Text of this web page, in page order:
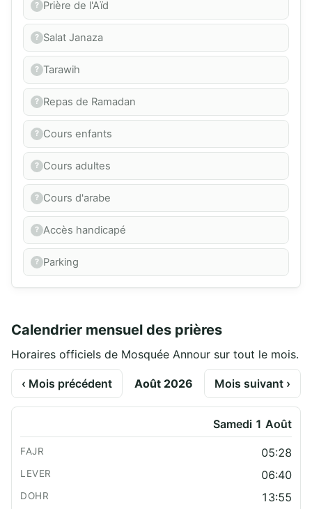
Prière de l'Aïd
Salat Janaza
Tarawih
Repas de Ramadan
Cours enfants
Cours adultes
Cours d'arabe
Accès handicapé
Parking
Calendrier mensuel des prières
Horaires officiels de Mosquée Annour sur tout le mois.
‹ Mois précédent Août 2026 Mois suivant ›
Samedi 1 Août
05:28
06:40
13:55